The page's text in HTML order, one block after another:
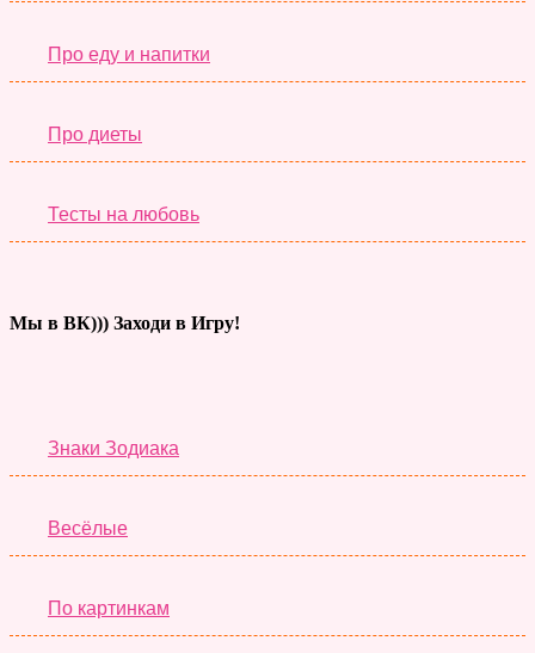
Про еду и напитки
Про диеты
Тесты на любовь
Мы в ВК))) Заходи в Игру!
Знаки Зодиака
Весёлые
По картинкам